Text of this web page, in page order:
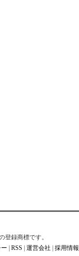
登録商標です。
RSS 運営会社 採用情報